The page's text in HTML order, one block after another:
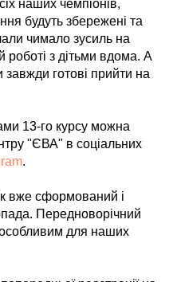
наших чемпіонів,
будуть збережені та
чимало зусиль на
роботі з дітьми вдома. А
готові прийти на
13-го курсу можна
"ЄВА" в соціальних
.
вже сформований і
Передноворічний
для наших